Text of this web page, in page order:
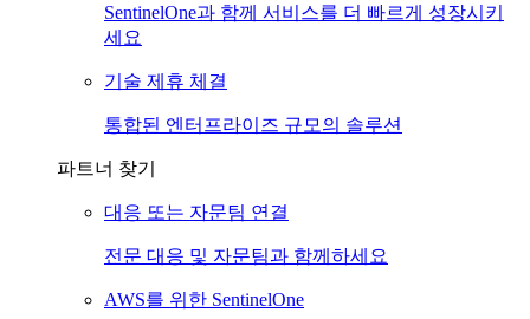
SentinelOne과 함께 서비스를 더 빠르게 성장시키
세요
기술 제휴 체결
통합된 엔터프라이즈 규모의 솔루션
파트너 찾기
대응 또는 자문팀 연결
전문 대응 및 자문팀과 함께하세요
AWS를 위한 SentinelOne